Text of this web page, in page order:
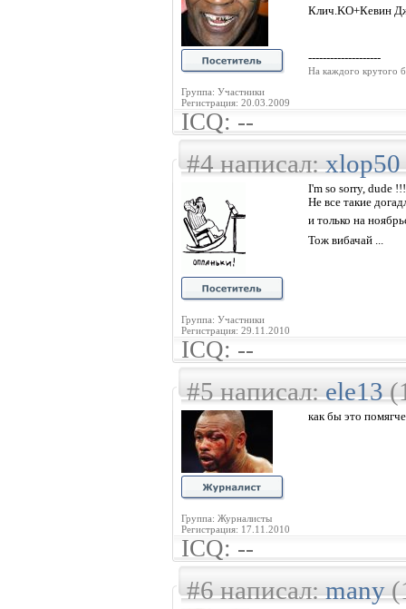
Группа: Участники
Регистрация: 20.03.2009
Клич.KO+Кевин
--------------------
На каждого крутого
ICQ: --
#4 написал:xlop50
Группа: Участники
Регистрация: 29.11.2010
I'm so sorry, dude !!!
Не все такие
и только на
Тож вибачай ...
ICQ: --
#5 написал:ele13
Группа: Журналисты
Регистрация: 17.11.2010
как бы это
ICQ: --
#6 написал:many